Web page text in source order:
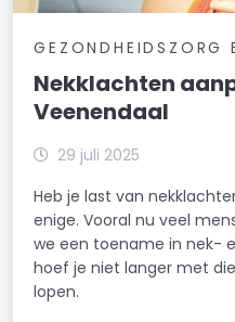
GEZONDHEIDSZORG
Nekklachten
Veenendaal
29 juli 2025
Heb je last van
enige. Vooral nu veel
we een toename in nek-
hoef je niet langer met
lopen.